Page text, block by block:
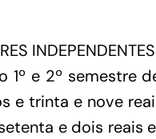
e 2º semestre
e trinta e nove
e dois reais